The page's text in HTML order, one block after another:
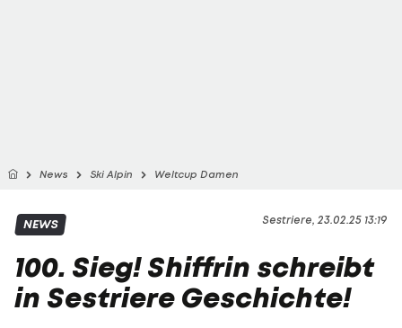
News Ski Alpin Weltcup Damen
Sestriere, 23.02.25 13:19
NEWS
100. Sieg! Shiffrin schreibt
in Sestriere Geschichte!